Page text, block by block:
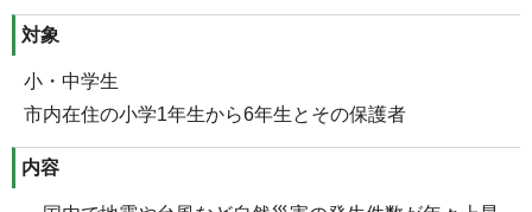
対象
小・中学生
市内在住の小学1年生から6年生とその保護者
内容